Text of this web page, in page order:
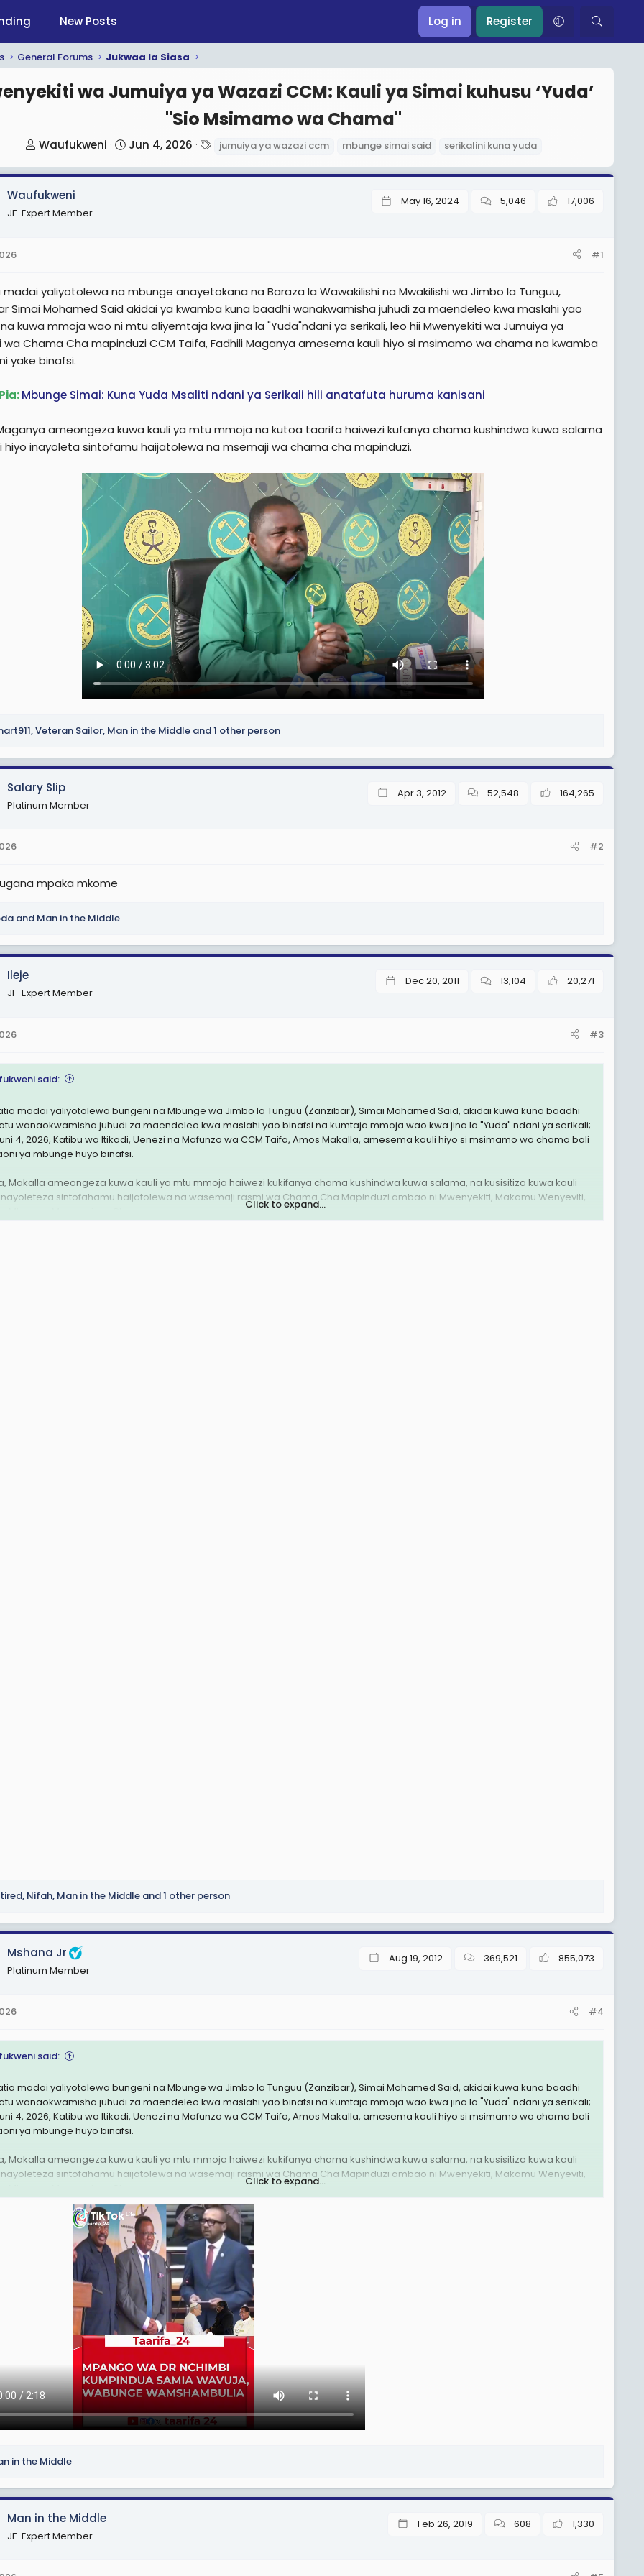
New Posts Log in Register
General Forums Jukwaa la Siasa
wa Jumuiya ya Wazazi CCM: Kauli ya Simai kuhusu ‘Yuda’
"Sio Msimamo wa Chama"
T
r
e
a
r
t
e
r
Waufukweni
S
a
Jun 4, 2026
g
jumuiya ya wazazi ccm mbunge simai said serikalini kuna yuda
Waufukweni
JF-Expert Member
May 16, 2024 5,046 17,006
#1
yaliyotolewa na mbunge anayetokana na Baraza la Wawakilishi na Mwakilishi wa Jimbo la Tunguu,
Simai Mohamed Said akidai ya kwamba kuna baadhi wanakwamisha juhudi za maendeleo kwa maslahi yao
kuwa mmoja wao ni mtu aliyemtaja kwa jina la "Yuda"ndani ya serikali, leo hii Mwenyekiti wa Jumuiya ya
wa Chama Cha mapinduzi CCM Taifa, Fadhili Maganya amesema kauli hiyo si msimamo wa chama na kwamba
yake binafsi.
Mbunge Simai: Kuna Yuda Msaliti ndani ya Serikali hili anatafuta huruma kanisani
ameongeza kuwa kauli ya mtu mmoja na kutoa taarifa haiwezi kufanya chama kushindwa kuwa salama
hiyo inayoleta sintofamu haijatolewa na msemaji wa chama cha mapinduzi.
,Veteran Sailor, Man in the Middle and 1 other person
Salary Slip
Platinum Member
Apr 3, 2012 52,548 164,265
#2
mpaka mkome
and Man in the Middle
Ileje
JF-Expert Member
Dec 20, 2011 13,104 20,271
#3
said:
madai yaliyotolewa bungeni na Mbunge wa Jimbo la Tunguu (Zanzibar), Simai Mohamed Said, akidai kuwa kuna baadhi
wanaokwamisha juhudi za maendeleo kwa maslahi yao binafsi na kumtaja mmoja wao kwa jina la "Yuda" ndani ya serikali;
4, 2026, Katibu wa Itikadi, Uenezi na Mafunzo wa CCM Taifa, Amos Makalla, amesema kauli hiyo si msimamo wa chama bali
ya mbunge huyo binafsi.
Makalla ameongeza kuwa kauli ya mtu mmoja haiwezi kukifanya chama kushindwa kuwa salama, na kusisitiza kuwa kauli
sintofahamu haijatolewa na wasemaji rasmi wa Chama Cha Mapinduzi ambao ni Mwenyekiti, Makamu Wenyeviti,
Click to expand...
, Nifah, Man in the Middle and 1 other person
Mshana Jr
Platinum Member
Aug 19, 2012 369,521 855,073
#4
said:
madai yaliyotolewa bungeni na Mbunge wa Jimbo la Tunguu (Zanzibar), Simai Mohamed Said, akidai kuwa kuna baadhi
wanaokwamisha juhudi za maendeleo kwa maslahi yao binafsi na kumtaja mmoja wao kwa jina la "Yuda" ndani ya serikali;
4, 2026, Katibu wa Itikadi, Uenezi na Mafunzo wa CCM Taifa, Amos Makalla, amesema kauli hiyo si msimamo wa chama bali
ya mbunge huyo binafsi.
Makalla ameongeza kuwa kauli ya mtu mmoja haiwezi kukifanya chama kushindwa kuwa salama, na kusisitiza kuwa kauli
sintofahamu haijatolewa na wasemaji rasmi wa Chama Cha Mapinduzi ambao ni Mwenyekiti, Makamu Wenyeviti,
attachment 3601141
Click to expand...
in the Middle
Man in the Middle
JF-Expert Member
Feb 26, 2019 608 1,330